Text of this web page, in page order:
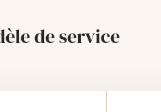
de service